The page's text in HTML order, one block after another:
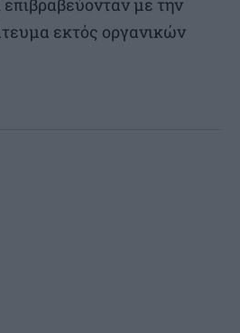
επιβραβεύονταν με την
εκτός οργανικών